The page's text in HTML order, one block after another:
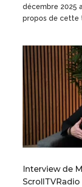
décembre 2025
propos de cette
Interview de
ScrollTVRadio